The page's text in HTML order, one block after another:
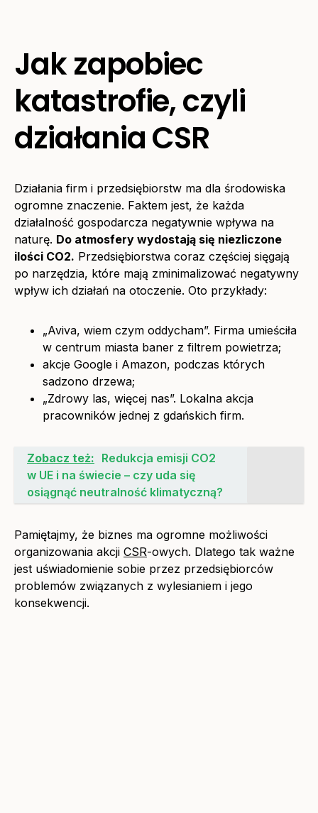
Jak zapobiec
katastrofie, czyli
działania CSR
Działania firm i przedsiębiorstw ma dla środowiska
ogromne znaczenie. Faktem jest, że każda
działalność gospodarcza negatywnie wpływa na
naturę. Do atmosfery wydostają się niezliczone
ilości CO2. Przedsiębiorstwa coraz częściej sięgają
po narzędzia, które mają zminimalizować negatywny
wpływ ich działań na otoczenie. Oto przykłady:
„Aviva, wiem czym oddycham”. Firma umieściła
w centrum miasta baner z filtrem powietrza;
akcje Google i Amazon, podczas których
sadzono drzewa;
„Zdrowy las, więcej nas”. Lokalna akcja
pracowników jednej z gdańskich firm.
Zobacz też: Redukcja emisji CO2
w UE i na świecie – czy uda się
osiągnąć neutralność klimatyczną?
Pamiętajmy, że biznes ma ogromne możliwości
organizowania akcji CSR-owych. Dlatego tak ważne
jest uświadomienie sobie przez przedsiębiorców
problemów związanych z wylesianiem i jego
konsekwencji.